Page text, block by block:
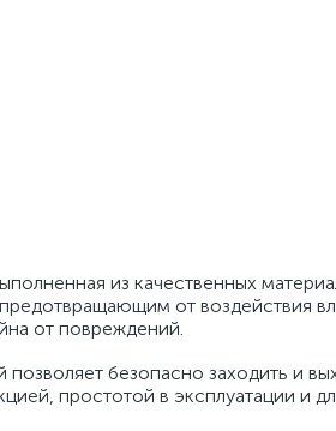
из качественных
от воздействия
от повреждений.
безопасно заходить и
простотой в эксплуатации и